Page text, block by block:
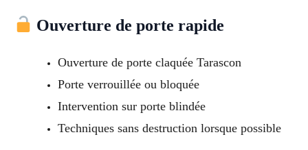
Ouverture de porte rapide
Ouverture de porte claquée Tarascon
Porte verrouillée ou bloquée
Intervention sur porte blindée
Techniques sans destruction lorsque possible